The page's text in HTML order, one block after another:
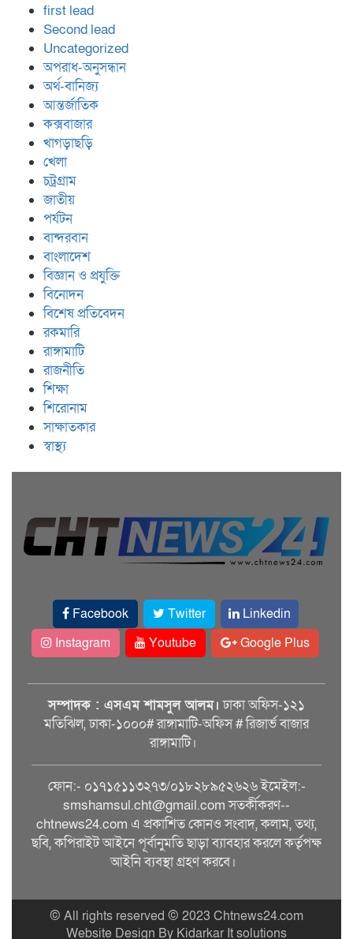
first lead
Second lead
Uncategorized
অপরাধ-অনুসন্ধান
অর্থ-বানিজ্য
আন্তর্জাতিক
কক্সবাজার
খাগড়াছড়ি
খেলা
চট্রগ্রাম
জাতীয়
পর্যটন
বান্দরবান
বাংলাদেশ
বিজ্ঞান ও প্রযুক্তি
বিনোদন
বিশেষ প্রতিবেদন
রকমারি
রাঙ্গামাটি
রাজনীতি
শিক্ষা
শিরোনাম
সাক্ষাতকার
স্বাস্থ্য
Facebook Twitter
Linkedin
Instagram
Youtube Google Plus
সম্পাদক : এসএম শামসুল আলম। ঢাকা অফিস-১২১
মতিঝিল, ঢাকা-১০০০# রাঙ্গামাটি-অফিস # রিজার্ভ বাজার
রাঙ্গামাটি।
ফোন:- ০১৭১৫১১৩২৭৩/০১৮২৮৯৫২৬২৬ ইমেইল:-
smshamsul.cht@gmail.com সতর্কীকরণ--
chtnews24.com এ প্রকাশিত কোনও সংবাদ, কলাম, তথ্য,
ছবি, কপিরাইট আইনে পূর্বানুমতি ছাড়া ব্যাবহার করলে কর্তৃপক্ষ
আইনি ব্যবস্থা গ্রহণ করবে।
© All rights reserved © 2023 Chtnews24.com
Website Design By Kidarkar It solutions